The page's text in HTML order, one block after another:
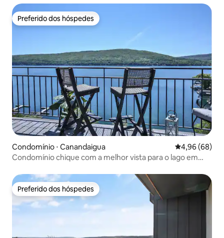
Preferido dos hóspedes
Preferido dos hóspedes
Condomínio ⋅ Canandaigua 4,96 de uma
4,96 (68)
Condomínio chique com a melhor vista para o lago em
Preferido dos hóspedes
Preferido dos hóspedes